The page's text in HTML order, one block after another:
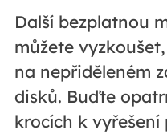
Další bezplatnou
můžete
na nepřiděleném
disků. Buďte
krocích k vyřešení